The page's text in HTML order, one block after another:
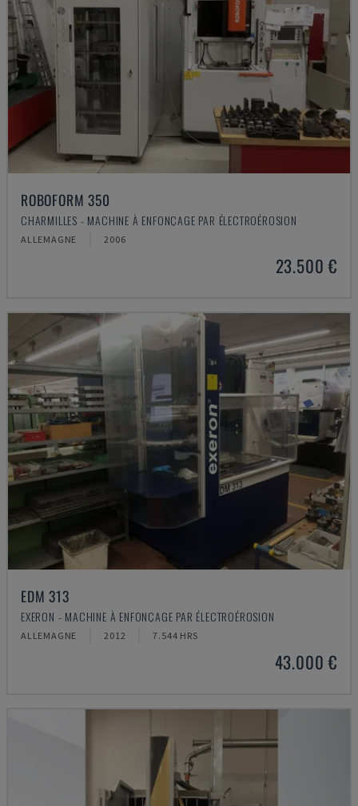
ROBOFORM 350
CHARMILLES - MACHINE À ENFONÇAGE PAR ÉLECTROÉROSION
ALLEMAGNE 2006
23.500 €
EDM 313
EXERON - MACHINE À ENFONÇAGE PAR ÉLECTROÉROSION
ALLEMAGNE 2012 7.544 HRS
43.000 €